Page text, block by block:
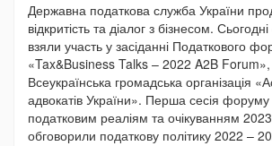
Державна податкова служба України
відкритість та діалог з бізнесом.
взяли участь у засіданні Податкового
«Tax&Business Talks – 2022 A2B
Всеукраїнська громадська організація
адвокатів України». Перша сесія
податковим реаліям та очікуванням
обговорили податкову політику 2022 –